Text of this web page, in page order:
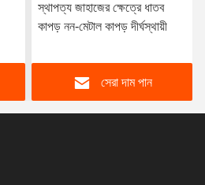
স্থাপত্য জাহাজের ক্ষেত্রে ধাতব
কাপড় নন-মেটাল কাপড় দীর্ঘস্থায়ী
সেরা দাম পান